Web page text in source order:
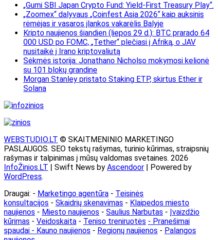
„Gumi SBI Japan Crypto Fund: Yield-First Treasury Play“.
„Zoomex“ dalyvaus „Coinfest Asia 2026“ kaip auksinis
rėmėjas ir vasaros įlankos vakarėlis Balyje
Kripto naujienos šiandien (liepos 29 d.): BTC prarado 64
000 USD po FOMC, „Tether“ plečiasi į Afriką, o JAV
nusitaikė į Irano kriptovaliutą
Sėkmės istorija: Jonathano Nicholso mokymosi kelionė
su 101 blokų grandine
Morgan Stanley pristato Staking ETP, skirtus Ether ir
Solana
WEBSTUDIO.LT © SKAITMENINIO MARKETINGO
PASLAUGOS. SEO tekstų rašymas, turinio kūrimas, straipsnių
rašymas ir talpinimas į mūsų valdomas svetaines. 2026
InfoŽinios.LT | Swift News by Ascendoor | Powered by
WordPress.
Draugai: - Marketingo agentūra - Teisinės
konsultacijos - Skaidrių skenavimas - Klaipedos miesto
naujienos - Miesto naujienos - Saulius Narbutas - Įvaizdžio
kūrimas - Veidoskaita - Teniso treniruotės - Pranešimai
spaudai - Kauno naujienos - Regionų naujienos - Palangos